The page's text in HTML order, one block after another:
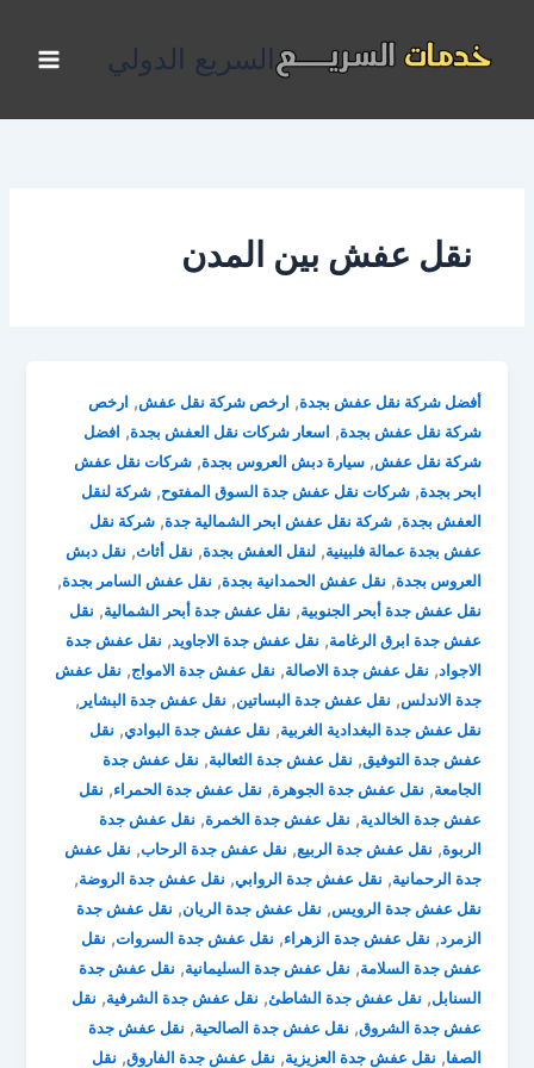
المحتوى
السريع الدولي
نقل عفش بين المدن
أفضل شركة نقل عفش بجدة, ارخص شركة نقل عفش, ارخص
شركة نقل عفش بجدة, اسعار شركات نقل العفش بجدة, افضل
شركة نقل عفش,سيارة دبش العروس بجدة,شركات نقل عفش
ابحر بجدة,شركات نقل عفش جدة السوق المفتوح,شركة لنقل
العفش بجدة,شركة نقل عفش ابحر الشمالية جدة,شركة نقل
عفش بجدة عمالة فلبينية,لنقل العفش بجدة, نقل أثاث, نقل دبش
العروس بجدة, نقل عفش الحمدانية بجدة, نقل عفش السامر بجدة,
نقل عفش جدة أبحر الجنوبية, نقل عفش جدة أبحر الشمالية, نقل
عفش جدة ابرق الرغامة, نقل عفش جدة الاجاويد, نقل عفش جدة
الاجواد, نقل عفش جدة الاصالة, نقل عفش جدة الامواج, نقل عفش
جدة الاندلس, نقل عفش جدة البساتين, نقل عفش جدة البشاير ,
نقل عفش جدة البغدادية الغربية, نقل عفش جدة البوادي, نقل
عفش جدة التوفيق, نقل عفش جدة الثعالبة, نقل عفش جدة
الجامعة, نقل عفش جدة الجوهرة, نقل عفش جدة الحمراء, نقل
عفش جدة الخالدية, نقل عفش جدة الخمرة, نقل عفش جدة
الربوة, نقل عفش جدة الربيع, نقل عفش جدة الرحاب, نقل عفش
جدة الرحمانية, نقل عفش جدة الروابي, نقل عفش جدة الروضة,
نقل عفش جدة الرويس, نقل عفش جدة الريان, نقل عفش جدة
الزمرد, نقل عفش جدة الزهراء, نقل عفش جدة السروات, نقل
عفش جدة السلامة, نقل عفش جدة السليمانية, نقل عفش جدة
السنابل, نقل عفش جدة الشاطئ, نقل عفش جدة الشرفية, نقل
عفش جدة الشروق, نقل عفش جدة الصالحية, نقل عفش جدة
الصفا, نقل عفش جدة العزيزية, نقل عفش جدة الفاروق, نقل